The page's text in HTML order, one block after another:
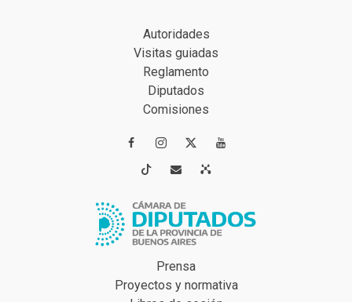
Autoridades
Visitas guiadas
Reglamento
Diputados
Comisiones
 
 
Prensa
Proyectos y normativa